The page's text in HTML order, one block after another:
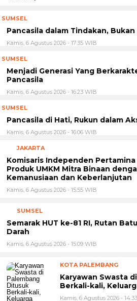
SUMSEL
Pancasila dalam Tindakan,
Kamis, 6 Agustus 2026 - 17:35 WIB
SUMSEL
Menjadi Generasi Yang
Pancasila
Kamis, 6 Agustus 2026 - 16:23 WIB
SUMSEL
Pancasila di Hati, Rukun dalam
Kamis, 6 Agustus 2026 - 16:06 WIB
JAKARTA
Komisaris Independen
Produk UMKM Mitra Binaan
Kemanusiaan dan Keberlanjutan
Kamis, 6 Agustus 2026 - 15:55 WIB
SUMSEL
Semarak HUT ke-81 RI, Rutan
Darah
Kamis, 6 Agustus 2026 - 15:09 WIB
KOTA PALEMBANG
Karyawan Swasta
Berkali-kali,
Kamis, 6 Agustus 2026 -